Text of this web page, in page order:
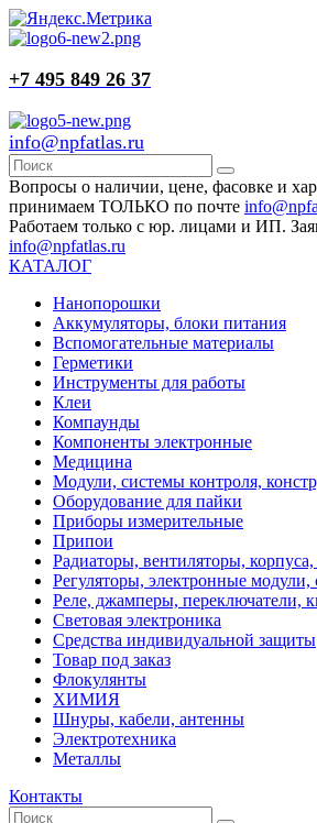
+7 495 849 26 37
info@npfatlas.ru
Вопросы о наличии, цене, фасовке и
принимаем ТОЛЬКО по почте
Работаем только с юр. лицами и ИП.
info@npfatlas.ru
КАТАЛОГ
Нанопорошки
Аккумуляторы, блоки питания
Вспомогательные материалы
Герметики
Инструменты для работы
Клеи
Компаунды
Компоненты электронные
Медицина
Модули, системы контроля,
Оборудование для пайки
Приборы измерительные
Припои
Радиаторы, вентиляторы,
Регуляторы, электронные
Реле, джамперы, переключатели,
Световая электроника
Средства индивидуальной защиты
Товар под заказ
Флокулянты
ХИМИЯ
Шнуры, кабели, антенны
Электротехника
Металлы
Контакты